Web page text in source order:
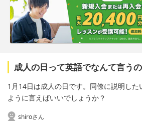
成人の日って英語でなんて言う
1月14日は成人の日です。同僚に説明し
ように言えばいいでしょうか？
shiroさん